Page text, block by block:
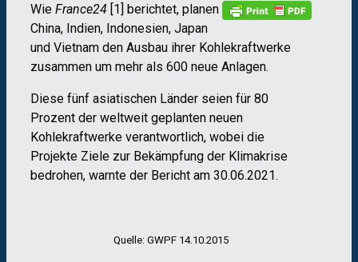
Wie France24 [1] berichtet, planen
China, Indien, Indonesien, Japan
und Vietnam den Ausbau ihrer Kohlekraftwerke
zusammen um mehr als 600 neue Anlagen.
Diese fünf asiatischen Länder seien für 80
Prozent der weltweit geplanten neuen
Kohlekraftwerke verantwortlich, wobei die
Projekte Ziele zur Bekämpfung der Klimakrise
bedrohen, warnte der Bericht am 30.06.2021.
Quelle: GWPF 14.10.2015